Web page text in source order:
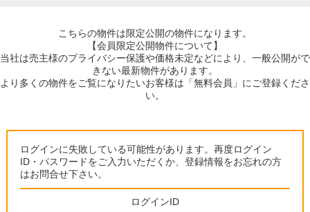
こちらの物件は限定公開の物件になります。
【会員限定公開物件について】
当社は売主様のプライバシー保護や価格未定などにより、一般公開がで
きない最新物件があります。
より多くの物件をご覧になりたいお客様は「無料会員」にご登録くださ
い。
ログインに失敗している可能性があります。再度ログイン
ID・パスワードをご入力いただくか、登録情報をお忘れの方
はお問合せ下さい。
ログインID